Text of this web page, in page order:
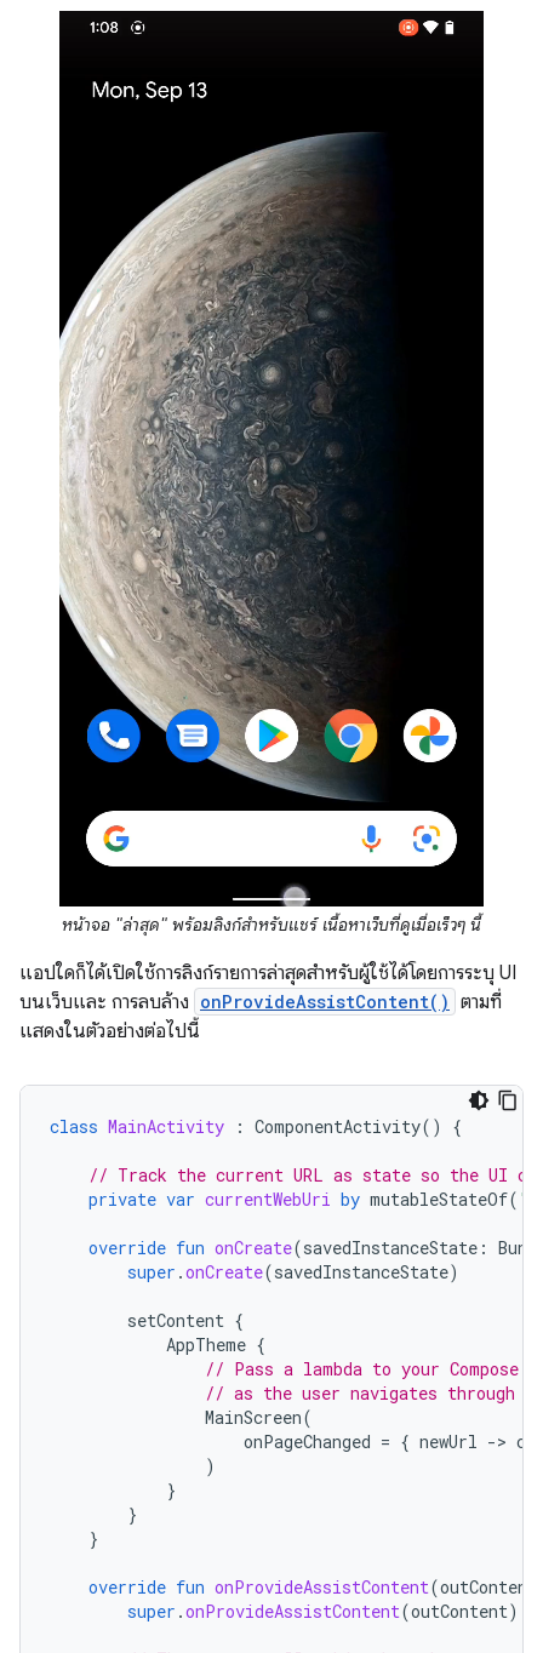
หน้าจอ "ล่าสุด" พร้อมลิงก์สำหรับแชร์ เนื้อหาเว็บที่ดูเมื่อเร็วๆ นี้
แอปใดก็ได้เปิดใช้การลิงก์รายการล่าสุดสำหรับผู้ใช้ได้โดยการระบุ UI
บนเว็บและ การลบล้าง onProvideAssistContent() ตามที่
แสดงในตัวอย่างต่อไปนี้
class MainActivity : ComponentActivity() {
// Track the current URL as state so the UI
private var currentWebUri by mutableStateOf(
override fun onCreate(savedInstanceState :
super .onCreate(savedInstanceState)
setContent {
AppTheme {
// Pass a lambda to your
// as the user navigates through
MainScreen(
onPageChanged = { newUrl ->
)
}
}
}
override fun onProvideAssistContent(outContent
super .onProvideAssistContent(outContent)